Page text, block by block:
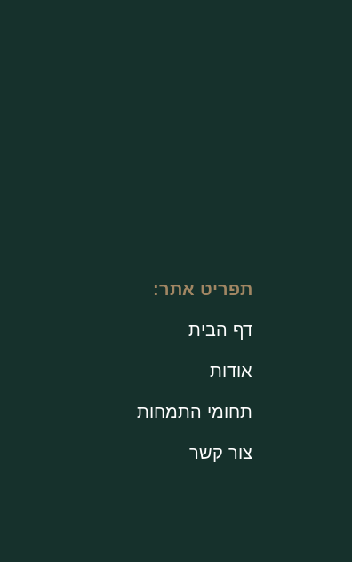
תפריט אתר:
דף הבית
אודות
תחומי התמחות
צור קשר